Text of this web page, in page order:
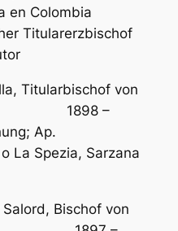
en Colombia
Titularbischof von
–
Ap.
La Spezia, Sarzana
Bischof von